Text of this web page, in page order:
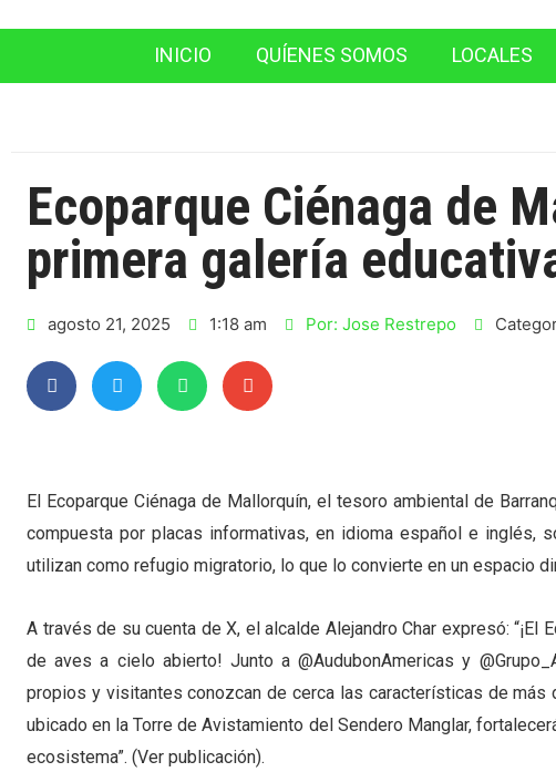
INICIO QUÍENES SOMOS LOCALES
Ecoparque Ciénaga de
primera galería
agosto 21, 2025 1:18 am Por: Jose Restrepo
El Ecoparque Ciénaga de Mallorquín, el tesoro ambiental de
compuesta por placas informativas, en idioma español e inglés,
utilizan como refugio migratorio, lo que lo convierte en un espacio
A través de su cuenta de X, el alcalde Alejandro Char expresó:
de aves a cielo abierto! Junto a @AudubonAmericas y
propios y visitantes conozcan de cerca las características de
ubicado en la Torre de Avistamiento del Sendero Manglar,
ecosistema”. (Ver publicación).